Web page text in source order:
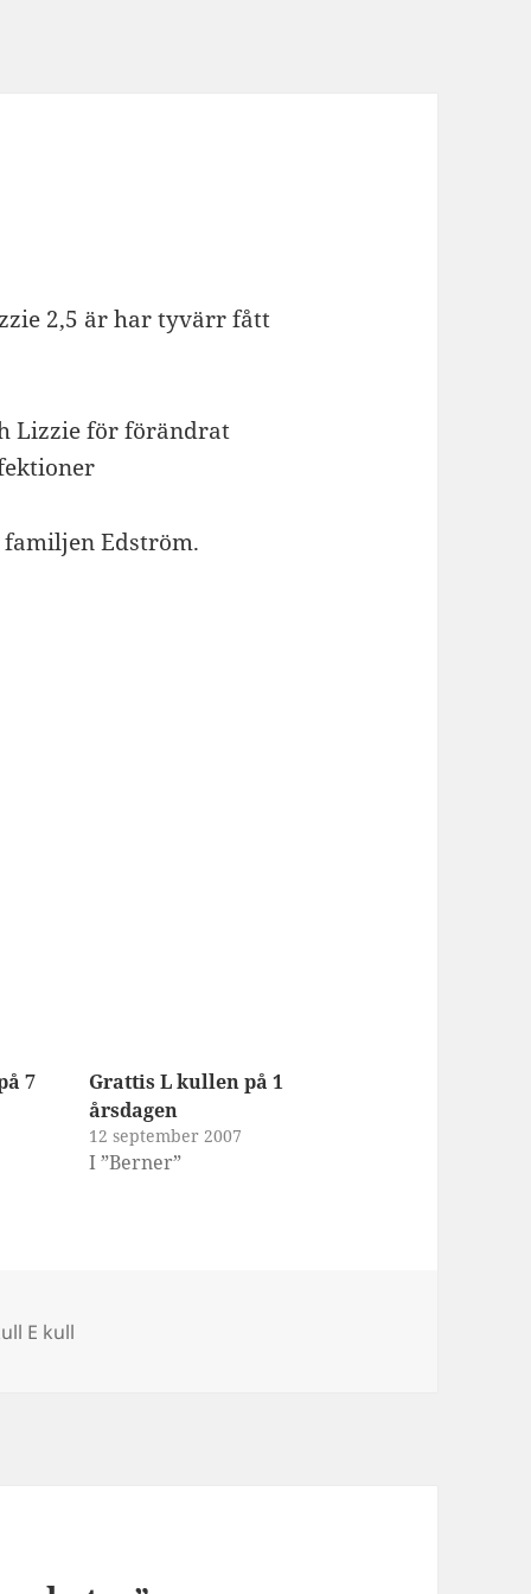
2,5 är har tyvärr fått
Lizzie för förändrat
Edström.
7
Grattis L kullen på 1
årsdagen
12 september 2007
I ”Berner”
E kull